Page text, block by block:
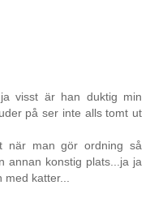
visst är han duktig min
på ser inte alls tomt ut
när man gör ordning så
annan konstig plats...ja ja
katter...